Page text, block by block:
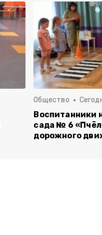
Общество
Воспитанники
сада № 6
дорожного